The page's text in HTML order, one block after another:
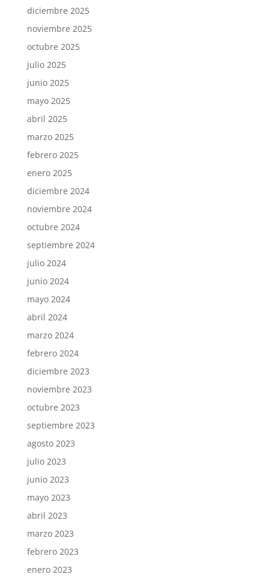
diciembre 2025
noviembre 2025
octubre 2025
julio 2025
junio 2025
mayo 2025
abril 2025
marzo 2025
febrero 2025
enero 2025
diciembre 2024
noviembre 2024
octubre 2024
septiembre 2024
julio 2024
junio 2024
mayo 2024
abril 2024
marzo 2024
febrero 2024
diciembre 2023
noviembre 2023
octubre 2023
septiembre 2023
agosto 2023
julio 2023
junio 2023
mayo 2023
abril 2023
marzo 2023
febrero 2023
enero 2023